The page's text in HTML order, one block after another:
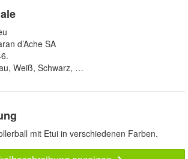
d’Ache SA
mit Etui in verschiedenen Farben.